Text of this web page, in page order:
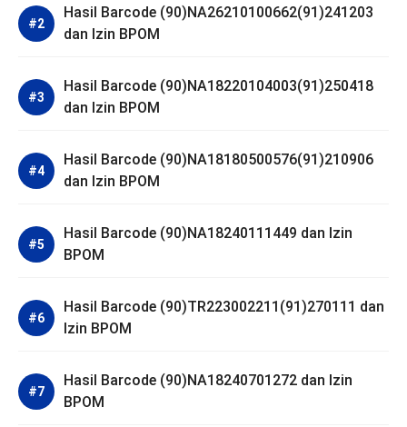
Hasil Barcode (90)NA26210100662(91)241203
dan Izin BPOM
Hasil Barcode (90)NA18220104003(91)250418
dan Izin BPOM
Hasil Barcode (90)NA18180500576(91)210906
dan Izin BPOM
Hasil Barcode (90)NA18240111449 dan Izin
BPOM
Hasil Barcode (90)TR223002211(91)270111 dan
Izin BPOM
Hasil Barcode (90)NA18240701272 dan Izin
BPOM